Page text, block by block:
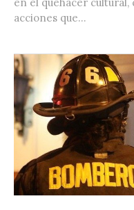
en el quehacer
acciones que...